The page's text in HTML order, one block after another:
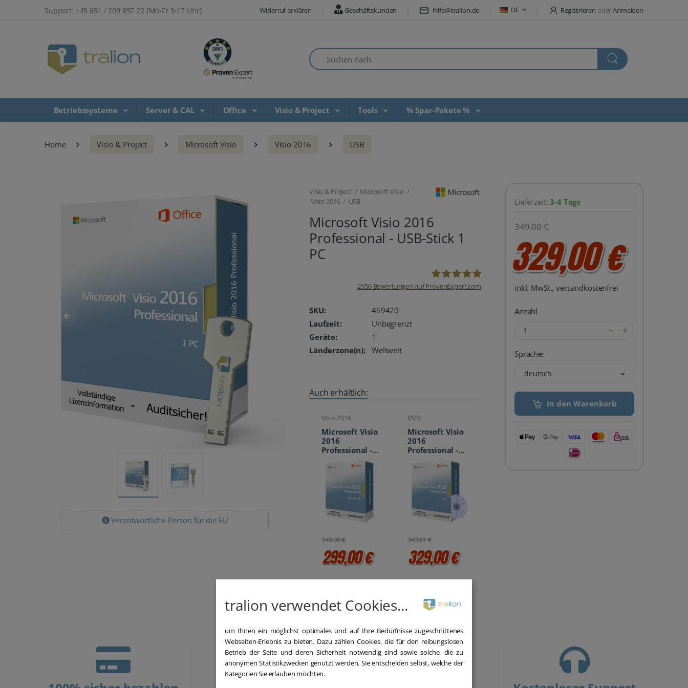
Support: +49 651 / 209 897 22 [Mo-Fr 9-17 Uhr] Widerruf erklären Geschäftskunden hilfe@tralion.de DE Registrieren oderAnmelden
Suchen nach
Betriebssysteme Server & CAL Office Visio & Project Tools % Spar-Pakete %
Home Visio & Project Microsoft Visio Visio 2016 USB
Verantwortliche Person für die EU
Visio & Project / Microsoft Visio /
Visio 2016 / USB
Microsoft Visio 2016
Professional - USB-Stick 1
PC
2956Bewertungen auf ProvenExpert.com
SKU:
469420
Laufzeit:
Unbegrenzt
Geräte:
1
Länderzone(n):
Weltweit
Auch erhältlich:
Visio 2016
Microsoft Visio
2016
Professional -
Download 1 PC
349,00 €
299,00 €
DVD
Microsoft Visio
2016
Professional -
343,91 €
329,00 €
Lieferzeit:3-4 Tage
349,00 €
329,00 €
inkl. MwSt., versandkostenfrei
Anzahl
Sprache:
deutsch
In den Warenkorb
tralion verwendet Cookies...
um Ihnen ein möglichst optimales und auf Ihre Bedürfnisse zugeschnittenes
Webseiten-Erlebnis zu bieten. Dazu zählen Cookies, die für den reibungslosen
Betrieb der Seite und deren Sicherheit notwendig sind sowie solche, die zu
anonymen Statistikzwecken genutzt werden. Sie entscheiden selbst, welche der
Kategorien Sie erlauben möchten.